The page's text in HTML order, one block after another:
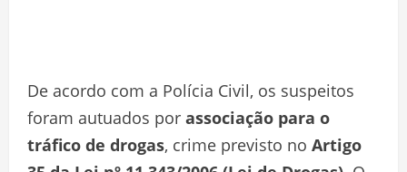
De acordo com a Polícia Civil, os suspeitos
foram autuados por associação para o
tráfico de drogas, crime previsto no Artigo